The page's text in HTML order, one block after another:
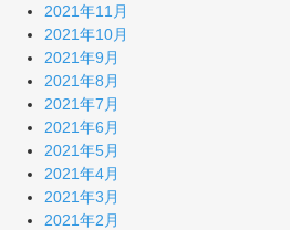
2021年11月
2021年10月
2021年9月
2021年8月
2021年7月
2021年6月
2021年5月
2021年4月
2021年3月
2021年2月